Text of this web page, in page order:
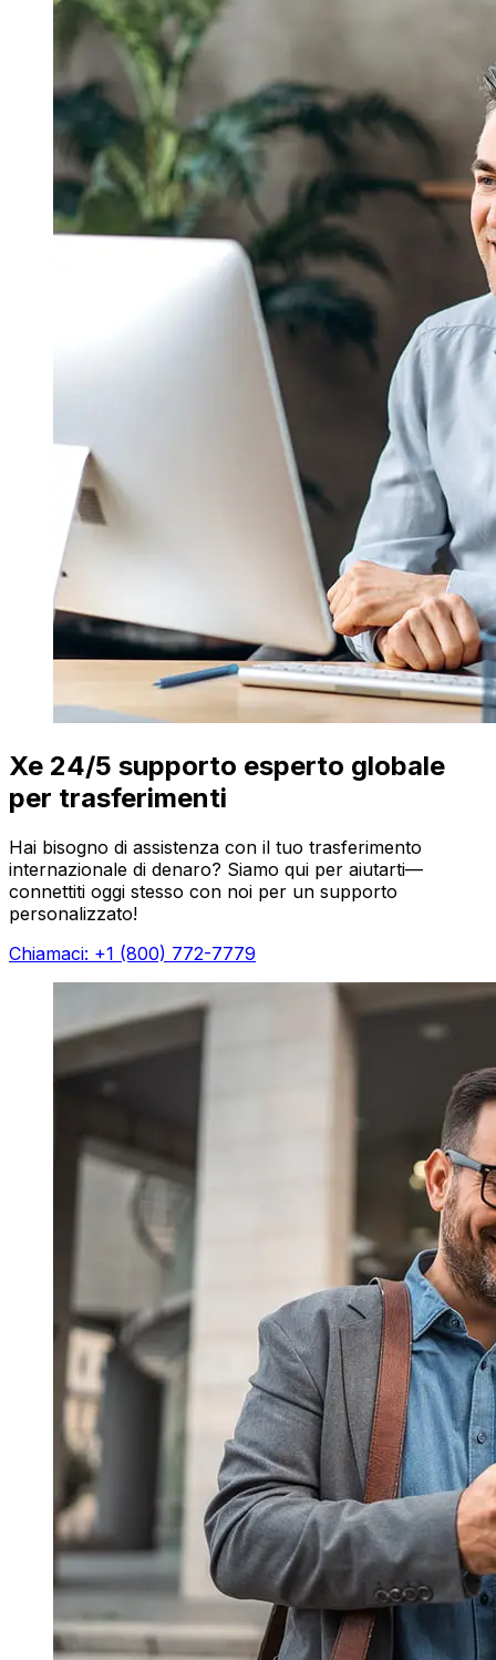
Xe 24/5 supporto esperto globale
per trasferimenti
Hai bisogno di assistenza con il tuo trasferimento
internazionale di denaro? Siamo qui per aiutarti—
connettiti oggi stesso con noi per un supporto
personalizzato!
Chiamaci: +1 (800) 772-7779